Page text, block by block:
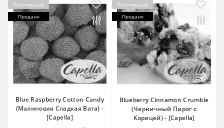
Популярный
Продано
Blue Raspberry Cotton Candy
(Малиновая Сладкая Вата) -
[Capella]
Популярный
Продано
Blueberry Cinnamon Crumble
(Черничный Пирог с
Корицей) - [Capella]